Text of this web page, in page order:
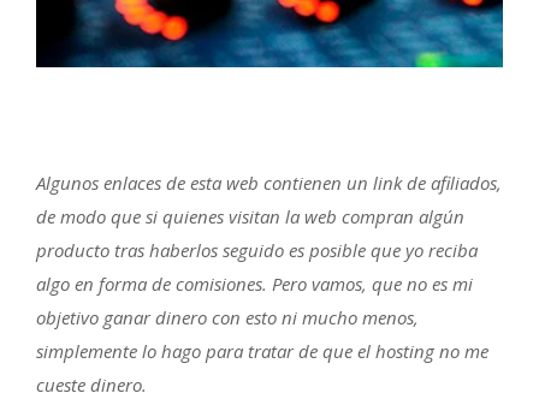
Algunos enlaces de esta web contienen un link de afiliados,
de modo que si quienes visitan la web compran algún
producto tras haberlos seguido es posible que yo reciba
algo en forma de comisiones. Pero vamos, que no es mi
objetivo ganar dinero con esto ni mucho menos,
simplemente lo hago para tratar de que el hosting no me
cueste dinero.